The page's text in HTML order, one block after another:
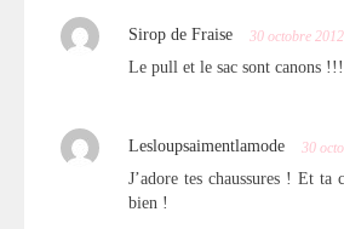
Sirop de Fraise 30 octobre 2012
Le pull et le sac sont canons
Lesloupsaimentlamode 30
J’adore tes chaussures ! Et ta
bien !